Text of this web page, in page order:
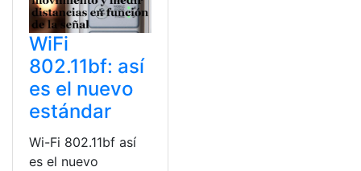
WiFi
802.11bf: así
es el nuevo
estándar
Wi-Fi 802.11bf así
es el nuevo